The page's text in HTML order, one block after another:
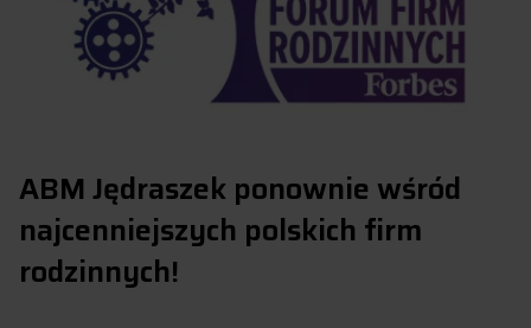
ABM Jędraszek ponownie wśród
najcenniejszych polskich firm
rodzinnych!